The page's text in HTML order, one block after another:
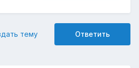
Ответить
тему